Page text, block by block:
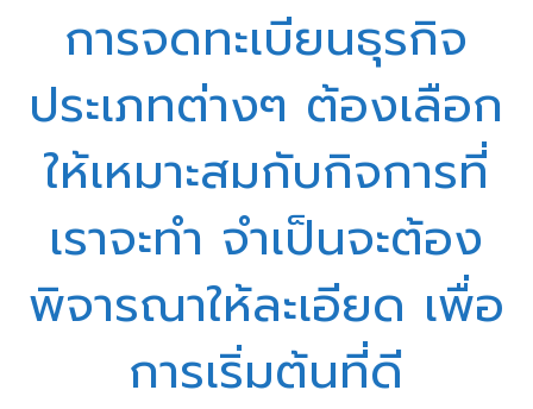
การจดทะเบียนธุรกิจ
ประเภทต่างๆ ต้องเลือก
ให้เหมาะสมกับกิจการที่
เราจะทำ จำเป็นจะต้อง
พิจารณาให้ละเอียด เพื่อ
การเริ่มต้นที่ดี